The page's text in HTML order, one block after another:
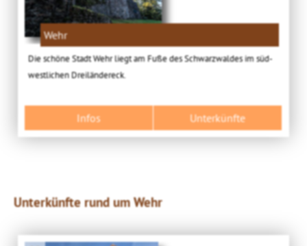
Wehr
Die schöne Stadt Wehr liegt am Fuße des Schwarzwaldes im süd-
westlichen Dreiländereck.
Infos Unterkünfte
Unterkünfte rund um Wehr